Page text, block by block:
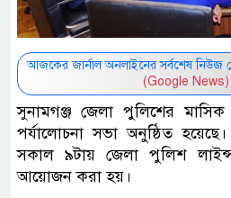
আজকের জার্নাল অনলাইনের সর্বশেষ
(Google News)
সুনামগঞ্জ জেলা পুলিশের
পর্যালোচনা সভা অনুষ্ঠিত
সকাল ৯টায় জেলা পুলিশ
আয়োজন করা হয়।